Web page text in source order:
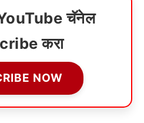
YouTube चॅनेल
करा
NOW